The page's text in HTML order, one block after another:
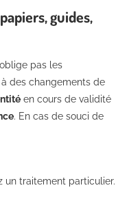
guides,
pas les
des changements de
en cours de validité
. En cas de souci de
un traitement particulier.